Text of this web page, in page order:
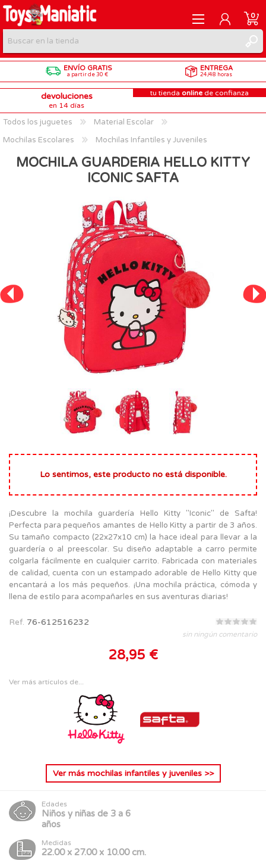
REGISTRARME
INICIAR SESIÓN
0
ENVÍO GRATIS
a partir de 30 €
ENTREGA
24/48 horas
devoluciones
en 14 días
tu tienda online de confianza
Todos los juguetes
Material Escolar
Mochilas Escolares
Mochilas Infantiles y Juveniles
MOCHILA GUARDERIA HELLO KITTY
ICONIC SAFTA
Lo sentimos, este producto no está disponible.
¡Descubre la mochila guardería Hello Kitty "Iconic" de Safta!
Perfecta para pequeños amantes de Hello Kitty a partir de 3 años.
Su tamaño compacto (22x27x10 cm) la hace ideal para llevar a la
guardería o al preescolar. Su diseño adaptable a carro permite
colgarla fácilmente en cualquier carrito. Fabricada con materiales
de calidad, cuenta con un estampado adorable de Hello Kitty que
encantará a los más pequeños. ¡Una mochila práctica, cómoda y
llena de estilo para acompañarles en sus aventuras diarias!
Ref. 76-612516232
sin ningún comentario
28,95 €
Ver más artículos de...
Ver más mochilas infantiles y juveniles>>
Edades
Niños y niñas de 3 a 6
años
Medidas
22.00 x 27.00 x 10.00 cm.